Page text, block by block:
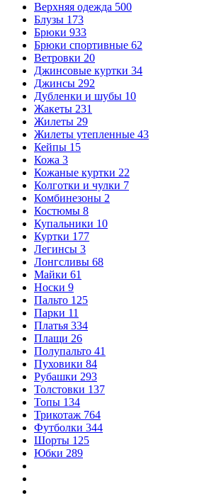
Верхняя одежда 500
Блузы 173
Брюки 933
Брюки спортивные 62
Ветровки 20
Джинсовые куртки 34
Джинсы 292
Дубленки и шубы 10
Жакеты 231
Жилеты 29
Жилеты утепленные 43
Кейпы 15
Кожа 3
Кожаные куртки 22
Колготки и чулки 7
Комбинезоны 2
Костюмы 8
Купальники 10
Куртки 177
Легинсы 3
Лонгсливы 68
Майки 61
Носки 9
Пальто 125
Парки 11
Платья 334
Плащи 26
Полупальто 41
Пуховики 84
Рубашки 293
Толстовки 137
Топы 134
Трикотаж 764
Футболки 344
Шорты 125
Юбки 289